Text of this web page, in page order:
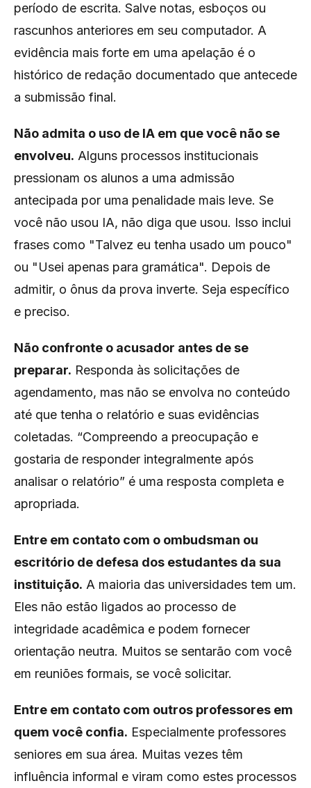
período de escrita. Salve notas, esboços ou
rascunhos anteriores em seu computador. A
evidência mais forte em uma apelação é o
histórico de redação documentado que antecede
a submissão final.
Não admita o uso de IA em que você não se
envolveu. Alguns processos institucionais
pressionam os alunos a uma admissão
antecipada por uma penalidade mais leve. Se
você não usou IA, não diga que usou. Isso inclui
frases como "Talvez eu tenha usado um pouco"
ou "Usei apenas para gramática". Depois de
admitir, o ônus da prova inverte. Seja específico
e preciso.
Não confronte o acusador antes de se
preparar. Responda às solicitações de
agendamento, mas não se envolva no conteúdo
até que tenha o relatório e suas evidências
coletadas. “Compreendo a preocupação e
gostaria de responder integralmente após
analisar o relatório” é uma resposta completa e
apropriada.
Entre em contato com o ombudsman ou
escritório de defesa dos estudantes da sua
instituição. A maioria das universidades tem um.
Eles não estão ligados ao processo de
integridade acadêmica e podem fornecer
orientação neutra. Muitos se sentarão com você
em reuniões formais, se você solicitar.
Entre em contato com outros professores em
quem você confia. Especialmente professores
seniores em sua área. Muitas vezes têm
influência informal e viram como estes processos